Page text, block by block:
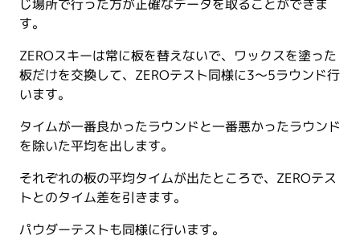
じ場所で行った方が正確なデータを取ることができま
す。
ZEROスキーは常に板を替えないで、ワックスを塗った
板だけを交換して、ZEROテスト同様に3～5ラウンド行
います。
タイムが一番良かったラウンドと一番悪かったラウンド
を除いた平均を出します。
それぞれの板の平均タイムが出たところで、ZEROテス
トとのタイム差を引きます。
パウダーテストも同様に行います。